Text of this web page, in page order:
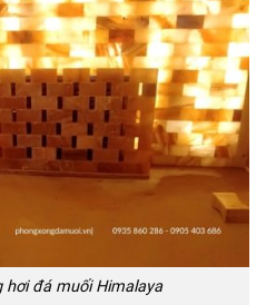
hơi đá muối Himalaya